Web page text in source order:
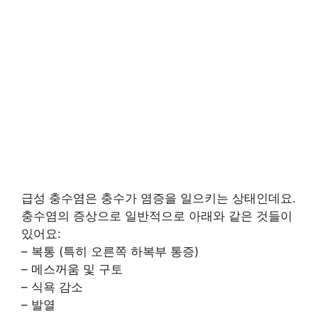
급성 충수염은 충수가 염증을 일으키는 상태인데요.
충수염의 증상으로 일반적으로 아래와 같은 것들이
있어요:
– 복통 (특히 오른쪽 하복부 통증)
– 메스꺼움 및 구토
– 식욕 감소
– 발열